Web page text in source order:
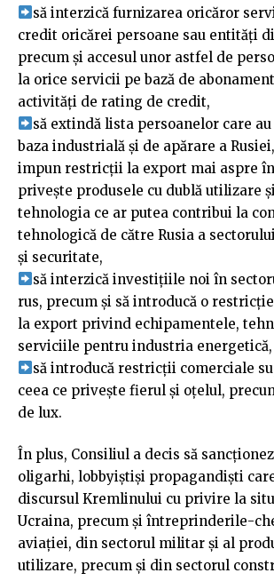
să interzică furnizarea oricăror
credit oricărei persoane sau entități
precum și accesul unor astfel de
la orice servicii pe bază de
activități de rating de credit,
să extindă lista persoanelor care
baza industrială și de apărare a
impun restricții la export mai aspre în
privește produsele cu dublă utilizare
tehnologia ce ar putea contribui la
tehnologică de către Rusia a
și securitate,
să interzică investițiile noi în
rus, precum și să introducă o
la export privind echipamentele,
serviciile pentru industria energetică,
să introducă restricții comerciale
ceea ce privește fierul și oțelul,
de lux.
În plus, Consiliul a decis să
oligarhi, lobbyiștiși propagandiști
discursul Kremlinului cu privire la
Ucraina, precum și întreprinderile-
aviației, din sectorul militar și al
utilizare, precum și din sectorul